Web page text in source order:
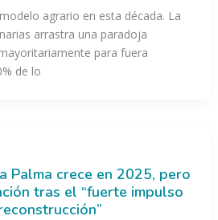
agrario en esta década. La
arrastra una paradoja
para fuera
de lo
Palma crece en 2025, pero
tras el “fuerte impulso